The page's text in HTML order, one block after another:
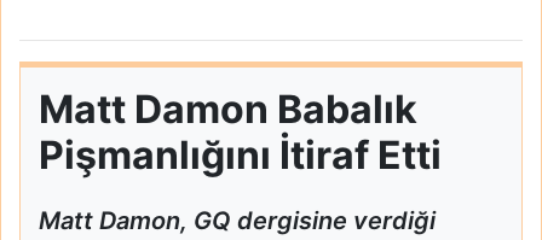
Matt Damon Babalık
Pişmanlığını İtiraf Etti
Matt Damon, GQ dergisine verdiği